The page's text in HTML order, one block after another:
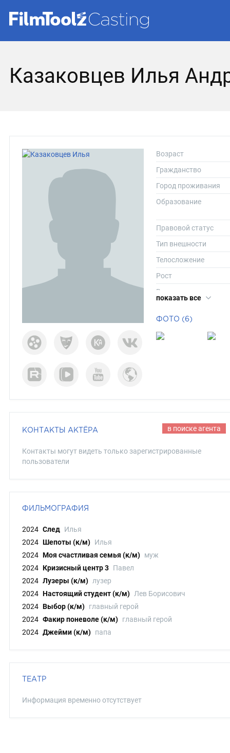
Казаковцев Илья
Возраст
Гражданство
Город проживания
Образование
Правовой статус
Тип внешности
Телосложение
Рост
Вес
Размер обуви
Длина волос
показать все
ФОТО (6)
КОНТАКТЫ АКТЁРА в поиске агента
Контакты могут видеть только зарегистрированные
пользователи
ФИЛЬМОГРАФИЯ
2024 След Илья
2024 Шепоты (к/м) Илья
2024 Моя счастливая семья (к/м) муж
2024 Кризисный центр 3 Павел
2024 Лузеры (к/м) лузер
2024 Настоящий студент (к/м) Лев Борисович
2024 Выбор (к/м) главный герой
2024 Факир поневоле (к/м) главный герой
2024 Джейми (к/м) папа
ТЕАТР
Информация временно отсутствует